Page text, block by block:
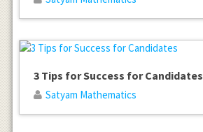
3 Tips for Success for Candidates
Satyam Mathematics